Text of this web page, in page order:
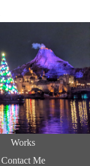
Works
Contact Me